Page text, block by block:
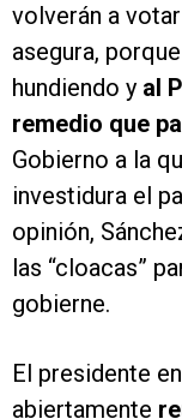
volverán a
asegura,
hundiendo y al
remedio que
Gobierno a la
investidura el
opinión,
las “cloacas”
gobierne.
El presidente
abiertamente